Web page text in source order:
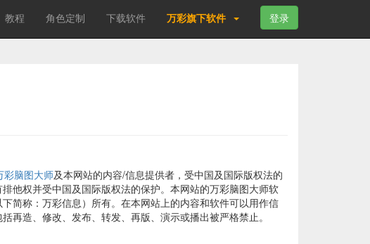
教程 角色定制 下载软件 万彩旗下软件 登录
彩脑图大师及本网站的内容/信息提供者，受中国及国际版权法的
他权并受中国及国际版权法的保护。本网站的万彩脑图大师软
简称：万彩信息）所有。在本网站上的内容和软件可以用作信
再造、修改、发布、转发、再版、演示或播出被严格禁止。